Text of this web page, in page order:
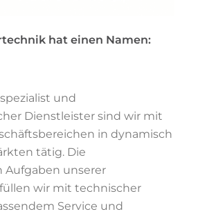
hat einen Namen:
und
Dienstleister sind wir mit
in dynamisch
tätig. Die
Aufgaben unserer
wir mit technischer
Service und